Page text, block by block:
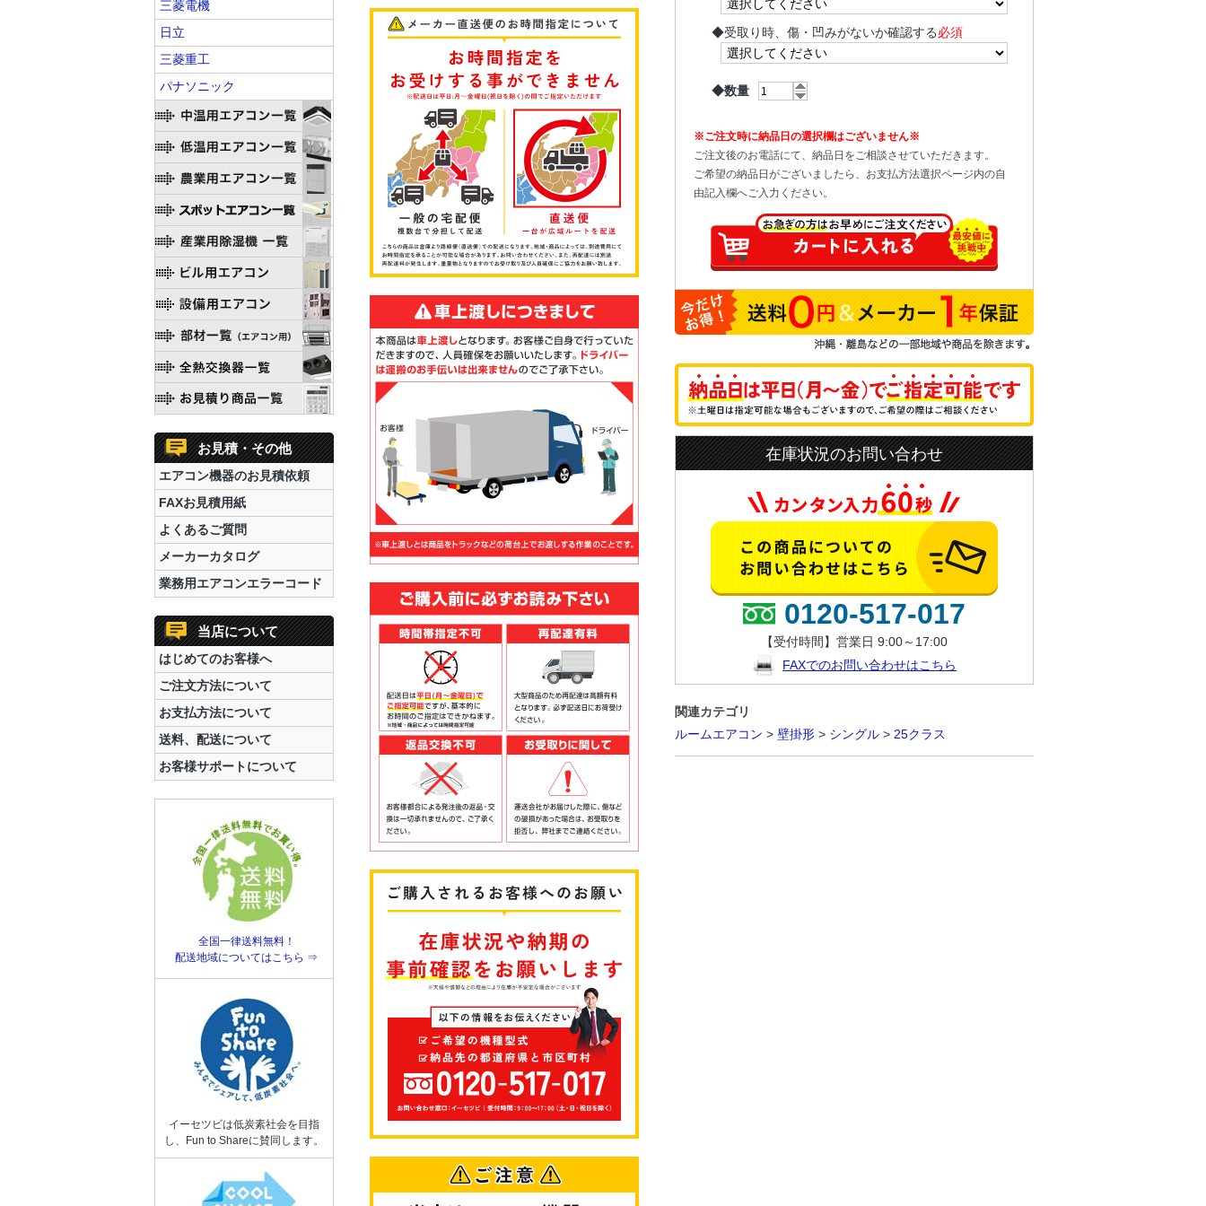
◆受取り時、傷・凹みがないか確認する必須
◆数量
※ご注文時に納品日の選択欄はございません※
ご注文後のお電話にて、納品日をご相談させていただきます。
ご希望の納品日がございましたら、お支払方法選択ページ内の自
由記入欄へご入力ください。
在庫状況のお問い合わせ
0120-517-017
【受付時間】営業日 9:00～17:00
FAXでのお問い合わせはこちら
関連カテゴリ
ルームエアコン > 壁掛形 > シングル > 25クラス
三菱電機
日立
三菱重工
パナソニック
お見積・その他
エアコン機器のお見積依頼
FAXお見積用紙
よくあるご質問
メーカーカタログ
業務用エアコンエラーコード
当店について
はじめてのお客様へ
ご注文方法について
お支払方法について
送料、配送について
お客様サポートについて
全国一律送料無料！
配送地域についてはこちら ⇒
イーセツビは低炭素社会を目指
し、Fun to Shareに賛同します。